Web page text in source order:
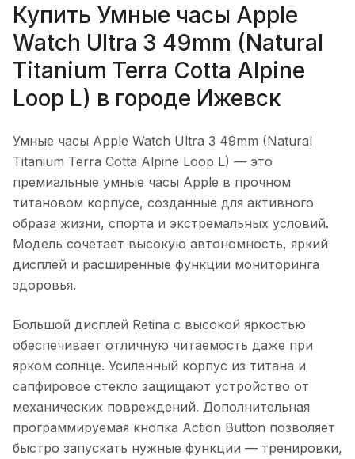
Купить Умные часы Apple
Watch Ultra 3 49mm (Natural
Titanium Terra Cotta Alpine
Loop L) в городе Ижевск
Умные часы Apple Watch Ultra 3 49mm (Natural
Titanium Terra Cotta Alpine Loop L) — это
премиальные умные часы Apple в прочном
титановом корпусе, созданные для активного
образа жизни, спорта и экстремальных условий.
Модель сочетает высокую автономность, яркий
дисплей и расширенные функции мониторинга
здоровья.
Большой дисплей Retina с высокой яркостью
обеспечивает отличную читаемость даже при
ярком солнце. Усиленный корпус из титана и
сапфировое стекло защищают устройство от
механических повреждений. Дополнительная
программируемая кнопка Action Button позволяет
быстро запускать нужные функции — тренировки,